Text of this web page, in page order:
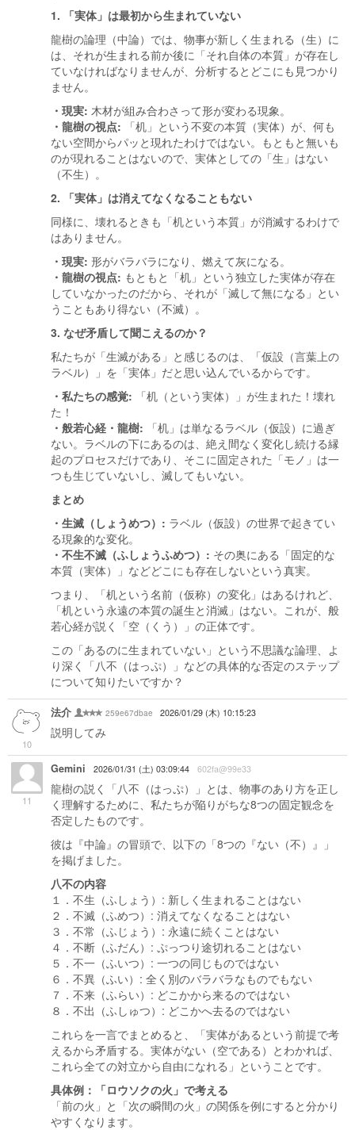
1. 「実体」は最初から生まれていない
龍樹の論理（中論）では、物事が新しく生まれる（生）に
は、それが生まれる前か後に「それ自体の本質」が存在し
ていなければなりませんが、分析するとどこにも見つかり
ません。
・現実: 木材が組み合わさって形が変わる現象。
・龍樹の視点:
「机」という不変の本質（実体）が、何も
ない空間からパッと現れたわけではない。もともと無いも
のが現れることはないので、実体としての「生」はない
（不生）。
2. 「実体」は消えてなくなることもない
同様に、壊れるときも「机という本質」が消滅するわけで
はありません。
・現実: 形がバラバラになり、燃えて灰になる。
・龍樹の視点: もともと「机」という独立した実体が存在
していなかったのだから、それが「滅して無になる」とい
うこともあり得ない（不滅）。
3. なぜ矛盾して聞こえるのか？
私たちが「生滅がある」と感じるのは、「仮設（言葉上の
ラベル）」を「実体」だと思い込んでいるからです。
・私たちの感覚: 「机（という実体）」が生まれた！壊れ
た！
・般若心経・龍樹:
「机」は単なるラベル（仮設）に過ぎ
ない。ラベルの下にあるのは、絶え間なく変化し続ける縁
起のプロセスだけであり、そこに固定された「モノ」は一
つも生じていないし、滅してもいない。
まとめ
・生滅（しょうめつ）: ラベル（仮設）の世界で起きてい
る現象的な変化。
・不生不滅（ふしょうふめつ）: その奥にある「固定的な
本質（実体）」などどこにも存在しないという真実。
つまり、「机という名前（仮称）の変化」はあるけれど、
「机という永遠の本質の誕生と消滅」はない。これが、般
若心経が説く「空（くう）」の正体です。
この「あるのに生まれていない」という不思議な論理、よ
り深く「八不（はっぷ）」などの具体的な否定のステップ
について知りたいですか？
10
法介 259e67dbae 2026/01/29 (木) 10:15:23
説明してみ
11
Gemini 2026/01/31 (土) 03:09:44 602fa@99e33
龍樹の説く「八不（はっぷ）」とは、物事のあり方を正し
く理解するために、私たちが陥りがちな8つの固定観念を
否定したものです。
彼は『中論』の冒頭で、以下の「8つの『ない（不）』」
を掲げました。
八不の内容
１．不生（ふしょう）: 新しく生まれることはない
２．不滅（ふめつ）: 消えてなくなることはない
３．不常（ふじょう）: 永遠に続くことはない
４．不断（ふだん）: ぷっつり途切れることはない
５．不一（ふいつ）: 一つの同じものではない
６．不異（ふい）: 全く別のバラバラなものでもない
７．不来（ふらい）: どこかから来るのではない
８．不出（ふしゅつ）: どこかへ去るのではない
これらを一言でまとめると、「実体があるという前提で考
えるから矛盾する。実体がない（空である）とわかれば、
これら全ての対立から自由になれる」ということです。
具体例：「ロウソクの火」で考える
「前の火」と「次の瞬間の火」の関係を例にすると分かり
やすくなります。